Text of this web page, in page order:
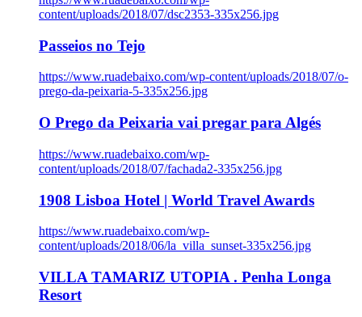
content/uploads/2018/07/dsc2353-335x256.jpg
Passeios no Tejo
https://www.ruadebaixo.com/wp-content/uploads/2018/07/o-
prego-da-peixaria-5-335x256.jpg
O Prego da Peixaria vai pregar para Algés
https://www.ruadebaixo.com/wp-
content/uploads/2018/07/fachada2-335x256.jpg
1908 Lisboa Hotel | World Travel Awards
https://www.ruadebaixo.com/wp-
content/uploads/2018/06/la_villa_sunset-335x256.jpg
VILLA TAMARIZ UTOPIA . Penha Longa
Resort